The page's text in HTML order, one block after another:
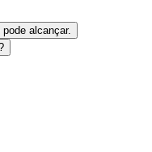
alcançar.